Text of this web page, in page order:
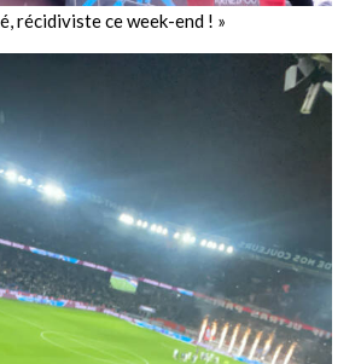
récidiviste ce week-end ! »